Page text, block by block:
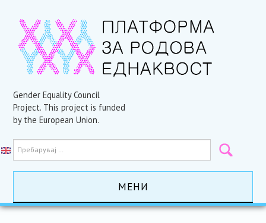
Gender Equality Council
Project. This project is funded
by the European Union.
МЕНИ